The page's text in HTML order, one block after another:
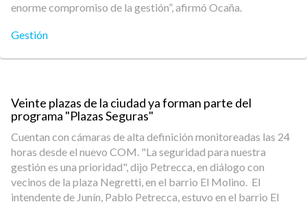
enorme compromiso de la gestión”, afirmó Ocaña.
Gestión
Veinte plazas de la ciudad ya forman parte del
programa "Plazas Seguras"
Cuentan con cámaras de alta definición monitoreadas las 24
horas desde el nuevo COM. "La seguridad para nuestra
gestión es una prioridad", dijo Petrecca, en diálogo con
vecinos de la plaza Negretti, en el barrio El Molino. El
intendente de Junín, Pablo Petrecca, estuvo en el barrio El